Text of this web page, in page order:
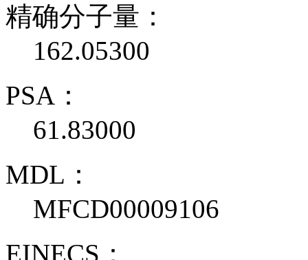
精确分子量：
162.05300
PSA：
61.83000
MDL：
MFCD00009106
EINECS：